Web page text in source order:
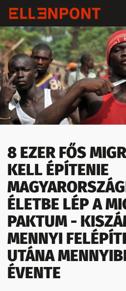
8 EZER FŐS
KELL ÉPÍTENIE
ÉLETBE LÉP A
PAKTUM -
MENNYI
UTÁNA
ÉVENTE